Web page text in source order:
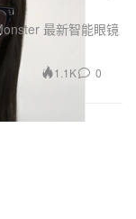
最新智能眼镜
1.1K 0